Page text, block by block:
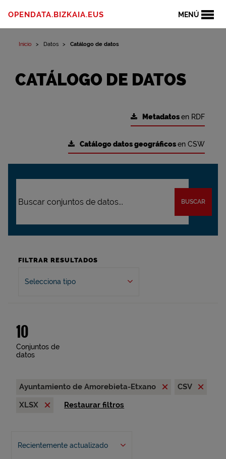
MENÚ
OPENDATA.BIZKAIA.EUS
Inicio Datos Catálogo de datos
CATÁLOGO DE DATOS
Metadatosen RDF
Catálogo datos geográficosen CSW
BUSCAR
FILTRAR RESULTADOS
Selecciona tipo
10
Conjuntos de
datos
Ayuntamiento de Amorebieta-Etxano
CSV
XLSX
Restaurar filtros
Recientemente actualizado